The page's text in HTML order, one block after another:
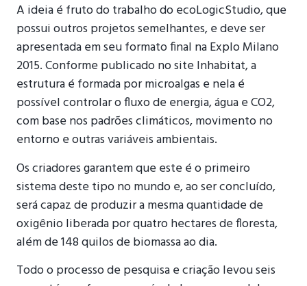
A ideia é fruto do trabalho do ecoLogicStudio, que
possui outros projetos semelhantes, e deve ser
apresentada em seu formato final na Explo Milano
2015. Conforme publicado no site Inhabitat, a
estrutura é formada por microalgas e nela é
possível controlar o fluxo de energia, água e CO2,
com base nos padrões climáticos, movimento no
entorno e outras variáveis ambientais.
Os criadores garantem que este é o primeiro
sistema deste tipo no mundo e, ao ser concluído,
será capaz de produzir a mesma quantidade de
oxigênio liberada por quatro hectares de floresta,
além de 148 quilos de biomassa ao dia.
Todo o processo de pesquisa e criação levou seis